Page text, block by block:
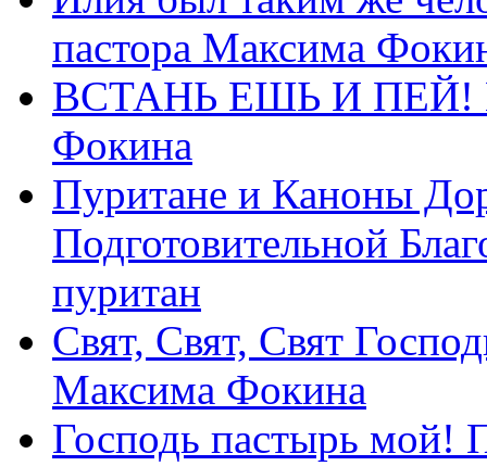
пастора Максима
ВСТАНЬ ЕШЬ И ПЕЙ!
Фокина
Пуритане и Каноны
Подготовительной
пуритан
Свят, Свят, Свят
Максима Фокина
Господь пастырь мой!